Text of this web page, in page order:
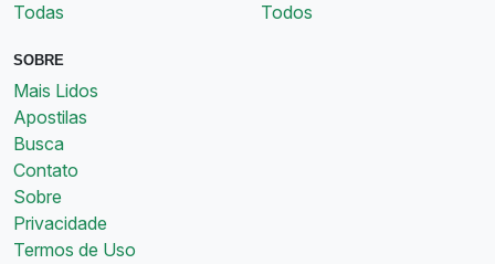
Todas
Todos
SOBRE
Mais Lidos
Apostilas
Busca
Contato
Sobre
Privacidade
Termos de Uso